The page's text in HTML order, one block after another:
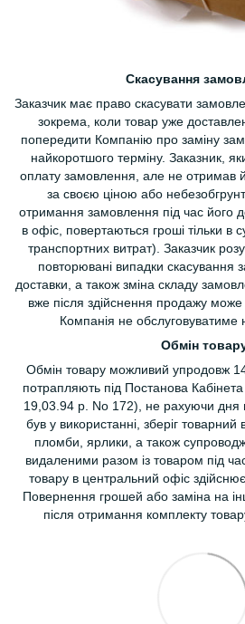
Скасування
Заказчик має право скасувати
зокрема, коли товар уже
попередити Компанію про заміну
найкоротшого терміну. Заказник,
оплату замовлення, але не отримав
за своєю ціною або
отримання замовлення під час його
в офіс, повертаються гроші тільки в
транспортних витрат). Заказчик
повторювані випадки скасування
доставки, а також зміна складу
вже після здійснення продажу
Компанія не обслуговуватиме
Обмін
Обмін товару можливий упродовж
потрапляють під Постанова Кабінета
19,03.94 р. No 172), не рахуючи дня
був у використанні, зберіг товарний
пломби, ярлики, а також
видаленими разом із товаром під
товару в центральний офіс
Повернення грошей або заміна на
після отримання комплекту